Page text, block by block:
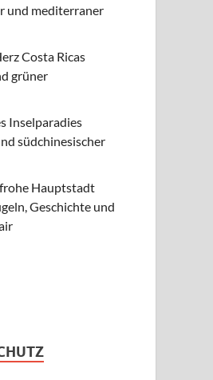
und mediterraner
Costa Ricas
grüner
Inselparadies
südchinesischer
Hauptstadt
Geschichte und